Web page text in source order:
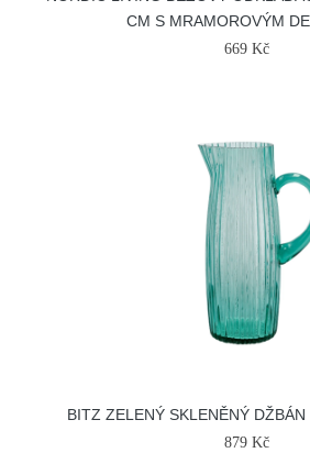
CM S MRAMOROVÝM
669 Kč
BITZ ZELENÝ SKLENĚNÝ DŽBÁN
879 Kč